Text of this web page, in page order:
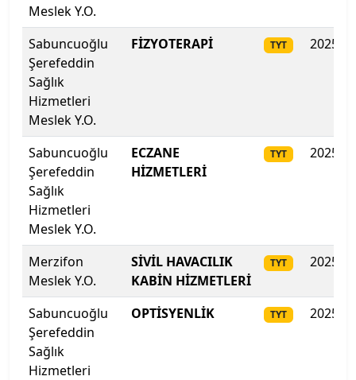
İstanbul Beykent Üniversitesi
İstanbul Bilgi Üniversitesi
İstanbul Esenyurt Üniversitesi
İstanbul Galata Üniversitesi
İstanbul Gedik Üniversitesi
İstanbul Gelişim Üniversitesi
İstanbul Kent Üniversitesi
İstanbul Kültür Üniversitesi
İstanbul Medeniyet Üniversitesi
Meslek Y.O.
Sabuncuoğlu
Şerefeddin
Sağlık
Hizmetleri
Meslek Y.O.
FİZYOTERAPİ TYT 2025
Sabuncuoğlu
Şerefeddin
Sağlık
Hizmetleri
Meslek Y.O.
ECZANE
HİZMETLERİ
TYT 2025
Merzifon
Meslek Y.O.
SİVİL HAVACILIK
KABİN HİZMETLERİ
TYT 2025
Sabuncuoğlu
Şerefeddin
Sağlık
Hizmetleri
OPTİSYENLİK TYT 2025